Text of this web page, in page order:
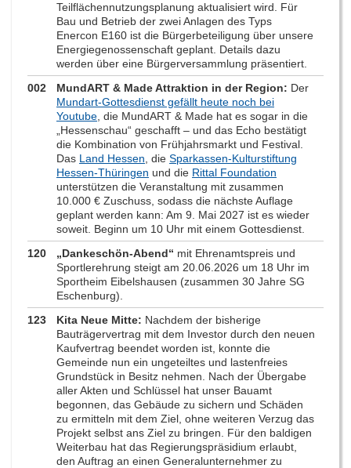
Teilflächennutzungsplanung aktualisiert wird. Für
Bau und Betrieb der zwei Anlagen des Typs
Enercon E160 ist die Bürgerbeteiligung über unsere
Energiegenossenschaft geplant. Details dazu
werden über eine Bürgerversammlung präsentiert.
002
MundART & Made Attraktion in der Region: Der
Mundart-Gottesdienst gefällt heute noch bei
Youtube , die MundART & Made hat es sogar in die
„Hessenschau“ geschafft – und das Echo bestätigt
die Kombination von Frühjahrsmarkt und Festival.
Das Land Hessen , die Sparkassen-Kulturstiftung
Hessen-Thüringen und die Rittal Foundation
unterstützen die Veranstaltung mit zusammen
10.000 € Zuschuss, sodass die nächste Auflage
geplant werden kann: Am 9. Mai 2027 ist es wieder
soweit. Beginn um 10 Uhr mit einem Gottesdienst.
120
„Dankeschön-Abend“ mit Ehrenamtspreis und
Sportlerehrung steigt am 20.06.2026 um 18 Uhr im
Sportheim Eibelshausen (zusammen 30 Jahre SG
Eschenburg).
123
Kita Neue Mitte: Nachdem der bisherige
Bauträgervertrag mit dem Investor durch den neuen
Kaufvertrag beendet worden ist, konnte die
Gemeinde nun ein ungeteiltes und lastenfreies
Grundstück in Besitz nehmen. Nach der Übergabe
aller Akten und Schlüssel hat unser Bauamt
begonnen, das Gebäude zu sichern und Schäden
zu ermitteln mit dem Ziel, ohne weiteren Verzug das
Projekt selbst ans Ziel zu bringen. Für den baldigen
Weiterbau hat das Regierungspräsidium erlaubt,
den Auftrag an einen Generalunternehmer zu